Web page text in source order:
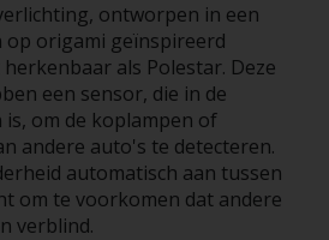
ontworpen in een
op origami geïnspireerd
als Polestar. Deze
een sensor, die in de
om de koplampen of
andere auto's te detecteren.
automatisch aan tussen
om te voorkomen dat andere
verblind.